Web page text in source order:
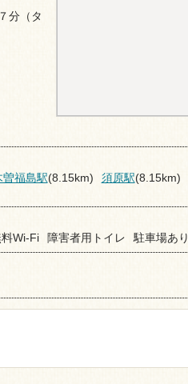
分（タ
曽福島駅(8.15km) 須原駅(8.15km)
Wi-Fi 障害者用トイレ 駐車場あり